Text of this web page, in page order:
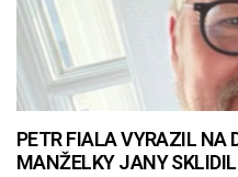
PETR FIALA VYRAZIL NA
MANŽELKY JANY